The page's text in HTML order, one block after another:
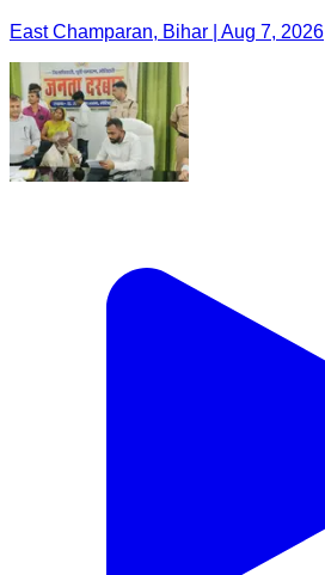
East Champaran, Bihar | Aug 7, 2026